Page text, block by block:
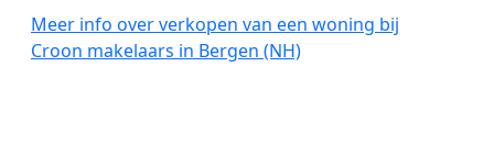
Meer info over verkopen van een woning bij
Croon makelaars in Bergen (NH)